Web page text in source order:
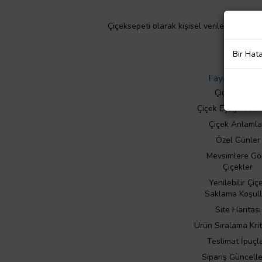
Çiçeksepeti olarak kişisel verilerinizin
Faydalı Bilgiler
Çiçek Bakımı
Çiçek Eşliğinde
Çiçek
Özel Günler
Mevsimlere
Çiçekler
Yenilebilir
Saklama
Site Haritası
Ürün Sıralama
Teslimat
Sipariş
Bir